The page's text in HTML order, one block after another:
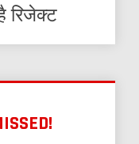
रिजेक्ट